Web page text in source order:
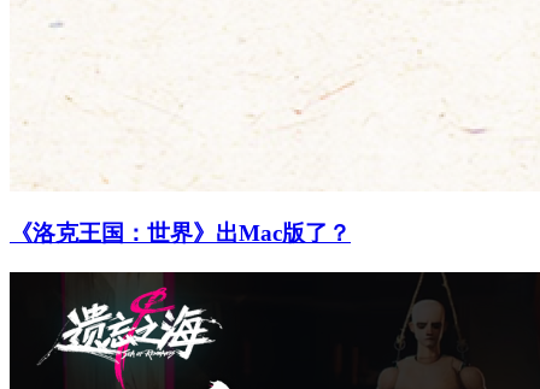
《洛克王国：世界》出Mac版了？